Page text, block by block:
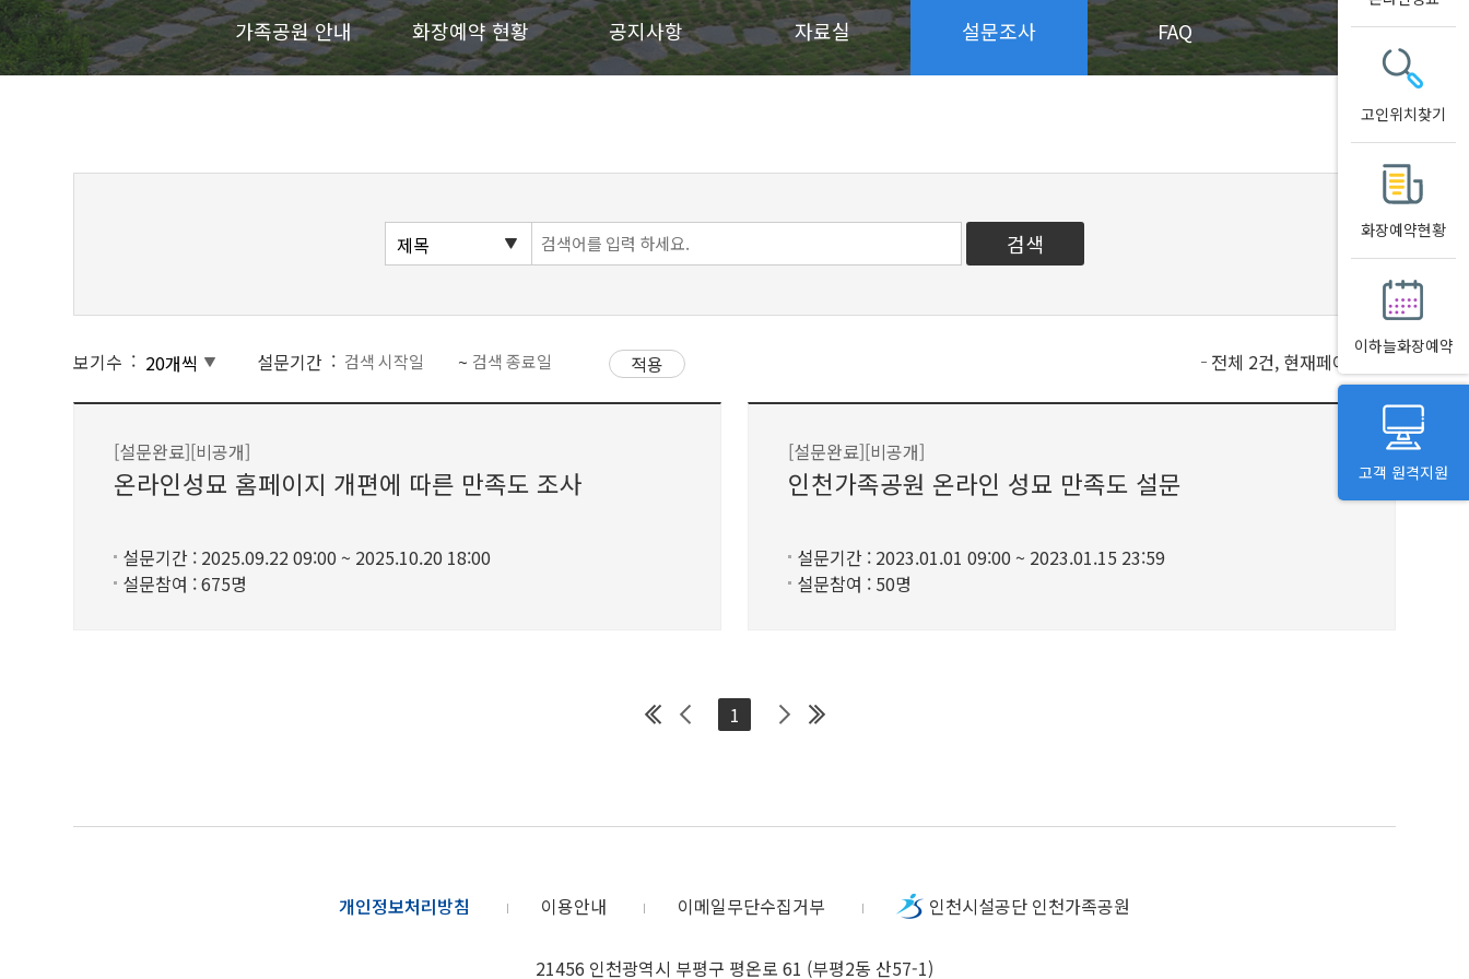
고인위치찾기
화장예약현황
이하늘화장예약
고객 원격지원
가족공원 안내 화장예약 현황 공지사항 자료실 설문조사 FAQ
보기수 설문기간 ~ 전체 2건, 현재페이지 1/1
[설문완료][비공개]
온라인성묘 홈페이지 개편에 따른 만족도 조사
설문기간 : 2025.09.22 09:00 ~ 2025.10.20 18:00
설문참여 : 675명
[설문완료][비공개]
인천가족공원 온라인 성묘 만족도 설문
설문기간 : 2023.01.01 09:00 ~ 2023.01.15 23:59
설문참여 : 50명
1
개인정보처리방침 이용안내 이메일무단수집거부 인천시설공단 인천가족공원
21456 인천광역시 부평구 평온로 61 (부평2동 산57-1)